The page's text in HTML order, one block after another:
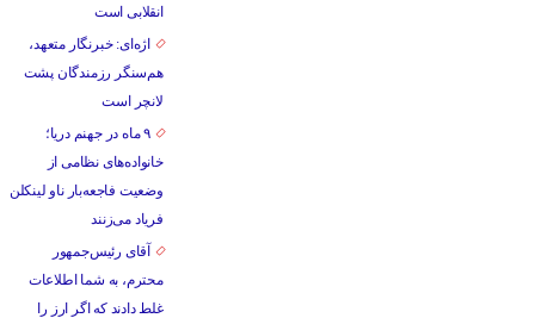
انقلابی است
اژه‌ای: خبرنگار متعهد،
هم‌سنگر رزمندگان پشت
لانچر است
۹ ماه در جهنم دریا؛
خانواده‌های نظامی از
وضعیت فاجعه‌بار ناو لینکلن
فریاد می‌زنند
آقای رئیس‌جمهور
محترم، به شما اطلاعات
غلط دادند که اگر ارز را